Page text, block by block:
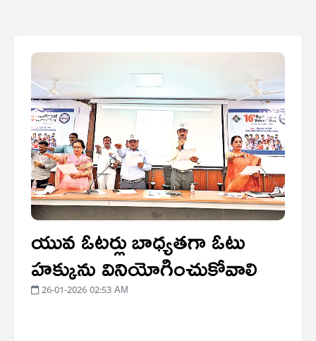
యువ ఓటర్లు బాధ్యతగా ఓటు
హక్కును వినియోగించుకోవాలి
26-01-2026 02:53 AM